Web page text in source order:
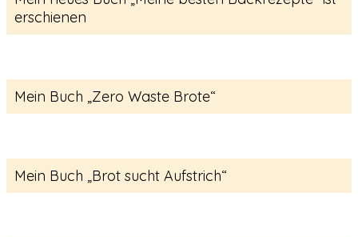
erschienen
Mein Buch „Zero Waste Brote“
Mein Buch „Brot sucht Aufstrich“